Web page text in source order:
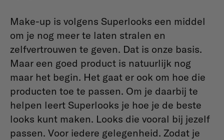
Make-up is volgens Superlooks een middel
om je nog meer te laten stralen en
zelfvertrouwen te geven. Dat is onze basis.
Maar een goed product is natuurlijk nog
maar het begin. Het gaat er ook om hoe die
producten toe te passen. Om je daarbij te
helpen leert Superlooks je hoe je de beste
looks kunt maken. Looks die vooral bij jezelf
passen. Voor iedere gelegenheid. Zodat je